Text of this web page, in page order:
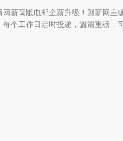
网新闻版电邮全新升级！财新网主
每个工作日定时投递，篇篇重磅，